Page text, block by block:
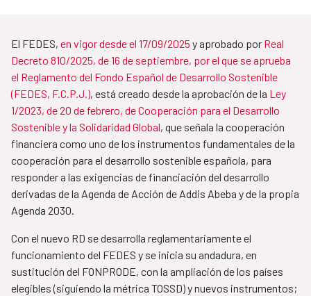
El FEDES, en vigor desde el 17/09/2025 y aprobado por Real
Decreto 810/2025, de 16 de septiembre, por el que se aprueba
el Reglamento del Fondo Español de Desarrollo Sostenible
(FEDES, F.C.P.J.), está creado desde la aprobación de la Ley
1/2023, de 20 de febrero, de Cooperación para el Desarrollo
Sostenible y la Solidaridad Global, que señala la cooperación
financiera como uno de los instrumentos fundamentales de la
cooperación para el desarrollo sostenible española, para
responder a las exigencias de financiación del desarrollo
derivadas de la Agenda de Acción de Addis Abeba y de la propia
Agenda 2030.
Con el nuevo RD se desarrolla reglamentariamente el
funcionamiento del FEDES y se inicia su andadura, en
sustitución del FONPRODE, con la ampliación de los países
elegibles (siguiendo la métrica TOSSD) y nuevos instrumentos;